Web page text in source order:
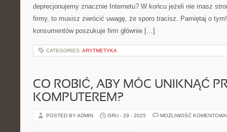
deprecjonujemy znacznie Internetu? W końcu jeżeli nie masz
firmy, to musisz zwrócić uwagę, że sporo tracisz. Pamiętaj o
konsumentów poszukuje firm głównie […]
CATEGORIES: ARYTMETYKA
CO ROBIĆ, ABY MÓC UNIKNĄĆ
KOMPUTEREM?
POSTED BY ADMIN GRU - 29 - 2025 MOŻLIWOŚĆ